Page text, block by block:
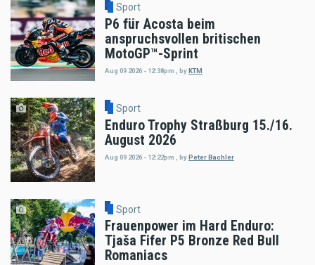
Sport
P6 für Acosta beim
anspruchsvollen britischen
MotoGP™-Sprint
Aug 09 2026 - 12:38pm byKTM
Sport
Enduro Trophy Straßburg 15./16.
August 2026
Aug 09 2026 - 12:22pm byPeter Bachler
Sport
Frauenpower im Hard Enduro:
Tjaša Fifer P5 Bronze Red Bull
Romaniacs